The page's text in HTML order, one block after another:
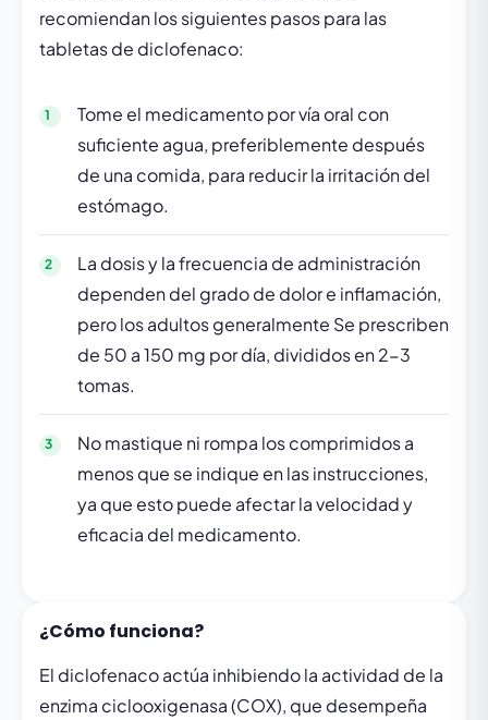
recomiendan los siguientes pasos para las
tabletas de diclofenaco:
Tome el medicamento por vía oral con
suficiente agua, preferiblemente después
de una comida, para reducir la irritación del
estómago.
La dosis y la frecuencia de administración
dependen del grado de dolor e inflamación,
pero los adultos generalmente Se prescriben
de 50 a 150 mg por día, divididos en 2-3
tomas.
No mastique ni rompa los comprimidos a
menos que se indique en las instrucciones,
ya que esto puede afectar la velocidad y
eficacia del medicamento.
¿Cómo funciona?
El diclofenaco actúa inhibiendo la actividad de la
enzima ciclooxigenasa (COX), que desempeña